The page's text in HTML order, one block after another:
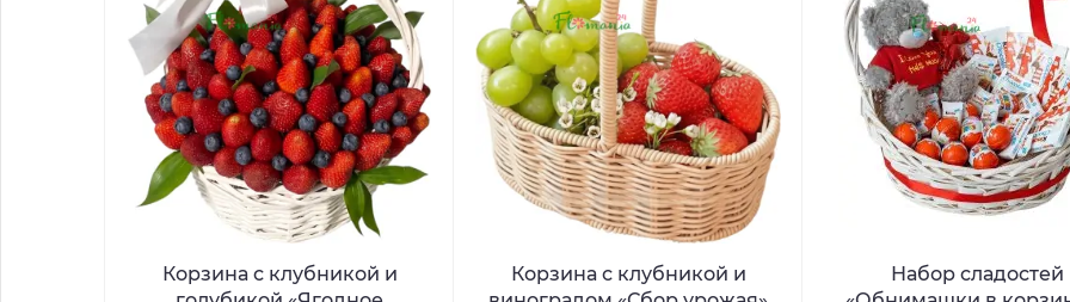
Корзина с клубникой и
Корзина с клубникой и
Набор сладостей